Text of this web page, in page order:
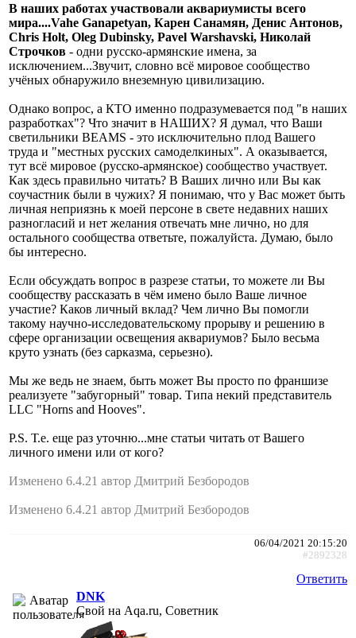
В наших работах участвовали аквариумисты всего
мира....Vahe Ganapetyan, Карен Санамян, Денис Антонов,
Chris Holt, Oleg Dubinsky, Pavel Warshavski, Николай
Строчков - одни русско-армянские имена, за
исключением...Звучит, словно всё мировое сообщество
учёных обнаружило внеземную цивилизацию.
Однако вопрос, а КТО именно подразумевается под "в наших
разработках"? Что значит в НАШИХ? Я думал, что Ваши
светильники BEAMS - это исключительно плод Вашего
труда и "местных русских самоделкиных". А оказывается,
тут всё мировое (русско-армянское) сообщество участвует.
Как здесь правильно читать? В Ваших лично или Вы как
соучастник были в чужих? Я понимаю, что у Вас может быть
личная неприязнь к моей персоне в свете недавних наших
разногласий и нет желания отвечать мне лично, но для
остального сообщества ответьте, пожалуйста. Думаю, было
бы интересно.
Если обсуждать вопрос в разрезе статьи, то можете ли Вы
сообществу рассказать в чём имено было Ваше личное
участие? Каков личный вклад? Чем лично Вы помогли
такому научно-исследовательскому прорыву и решению в
сфере организации освещения аквариумов? Было весьма
круто узнать (без сарказма, серьезно).
Мы же ведь не знаем, быть может Вы просто по франшизе
реализуете "забугорный" товар. Типа некий представитель
LLC "Horns and Hooves".
P.S. Т.е. еще раз уточню...мне статьи читать от Вашего
личного имени или от кого?
Изменено 6.4.21 автор Дмитрий Безбородов
Изменено 6.4.21 автор Дмитрий Безбородов
06/04/2021 20:15:20
#2892328
Ответить
DNK
Свой на Aqa.ru, Советник